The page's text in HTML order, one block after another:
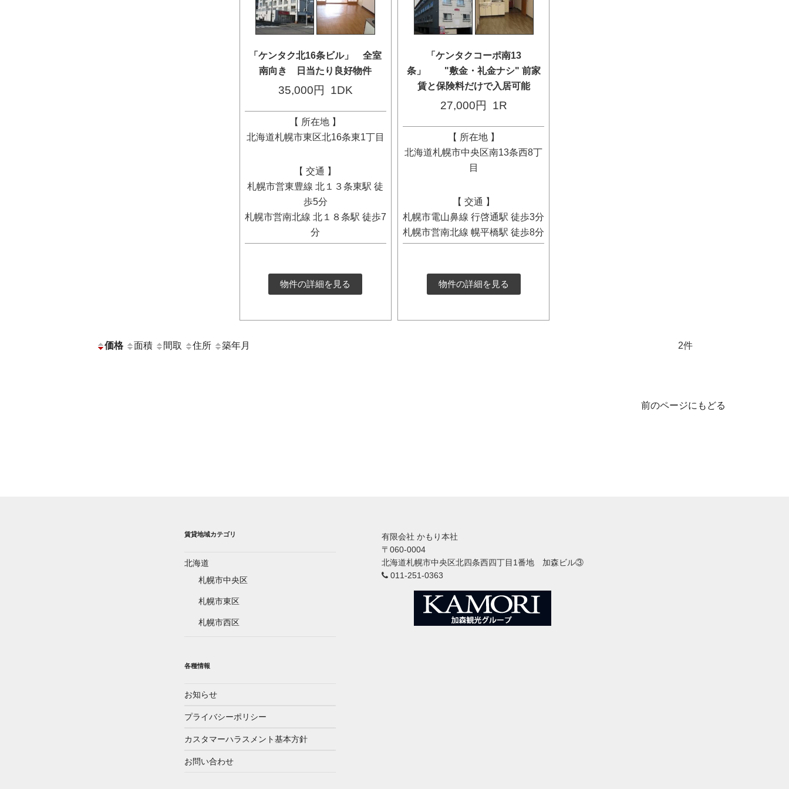
「ケンタク北16条ビル」 全室
南向き 日当たり良好物件
35,000円 1DK
【 所在地 】
北海道札幌市東区北16条東1丁目
【 交通 】
札幌市営東豊線 北１３条東駅 徒
歩5分
札幌市営南北線 北１８条駅 徒歩7
分
物件の詳細を見る
「ケンタクコーポ南13
条」 "敷金・礼金ナシ" 前家
賃と保険料だけで入居可能
27,000円 1R
【 所在地 】
北海道札幌市中央区南13条西8丁
目
【 交通 】
札幌市電山鼻線 行啓通駅 徒歩3分
札幌市営南北線 幌平橋駅 徒歩8分
物件の詳細を見る
価格 面積 間取 住所 築年月 2件
前のページにもどる
賃貸地域カテゴリ
北海道
札幌市中央区
札幌市東区
札幌市西区
各種情報
お知らせ
プライバシーポリシー
カスタマーハラスメント基本方針
お問い合わせ
有限会社 かもり本社
〒060-0004
北海道札幌市中央区北四条西四丁目1番地 加森ビル③
011-251-0363